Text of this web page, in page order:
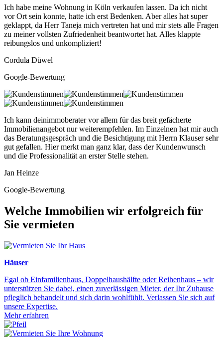
Ich habe meine Wohnung in Köln verkaufen lassen. Da ich nicht
vor Ort sein konnte, hatte ich erst Bedenken. Aber alles hat super
geklappt, da Herr Taneja mich vertreten hat und mir stets alle Fragen
zu meiner vollsten Zufriedenheit beantwortet hat. Alles klappte
reibungslos und unkompliziert!
Cordula Düwel
Google-Bewertung
Ich kann deinimmoberater vor allem für das breit gefächerte
Immobilienangebot nur weiterempfehlen. Im Einzelnen hat mir auch
das Beratungsgespräch und die Besichtigung mit Herrn Klauser sehr
gut gefallen. Hier merkt man ganz klar, dass der Kundenwunsch
und die Professionalität an erster Stelle stehen.
Jan Heinze
Google-Bewertung
Welche Immobilien wir erfolgreich für
Sie vermieten
Häuser
Egal ob Einfamilienhaus, Doppelhaushälfte oder Reihenhaus – wir
unterstützen Sie dabei, einen zuverlässigen Mieter, der Ihr Zuhause
pfleglich behandelt und sich darin wohlfühlt. Verlassen Sie sich auf
unsere Expertise.
Mehr erfahren